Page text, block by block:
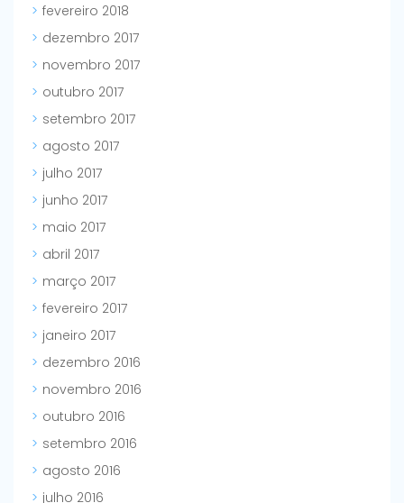
fevereiro 2018
dezembro 2017
novembro 2017
outubro 2017
setembro 2017
agosto 2017
julho 2017
junho 2017
maio 2017
abril 2017
março 2017
fevereiro 2017
janeiro 2017
dezembro 2016
novembro 2016
outubro 2016
setembro 2016
agosto 2016
julho 2016